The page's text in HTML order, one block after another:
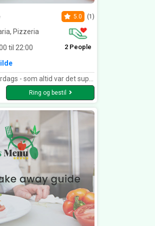
Pizzeria
til 22:00
5.0 (1)
2 People
super godt - lækker pasta / super gode pizzaer.
Ring og bestil